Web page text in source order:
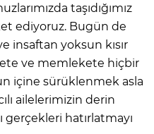
taşıdığımız
ediyoruz. Bugün de
insaftan yoksun kısır
ve memlekete hiçbir
içine sürüklenmek asla
ailelerimizin derin
gerçekleri hatırlatmayı